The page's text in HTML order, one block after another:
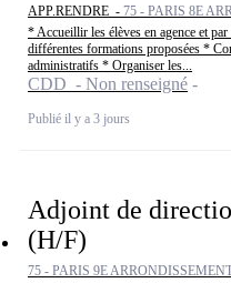
APP.RENDRE - 75 - PARIS 8E
* Accueillir les élèves en agence et
différentes formations proposées *
administratifs * Organiser les...
CDD - Non renseigné
Publié il y a 3 jours
Adjoint de
(H/F)
75 - PARIS 9E